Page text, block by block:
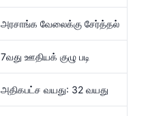
அரசாங்க வேலைக்கு சேர்த்தல்
7வது ஊதியக் குழு படி
அதிகபட்ச வயது: 32 வயது